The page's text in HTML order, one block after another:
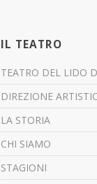
IL TEATRO
TEATRO DEL LIDO
DIREZIONE
LA STORIA
CHI SIAMO
STAGIONI